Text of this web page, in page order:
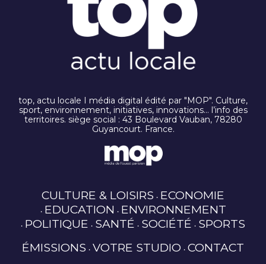
top, actu locale I média digital édité par "MOP". Culture,
sport, environnement, initiatives, innovations… l’info des
territoires. siège social : 43 Boulevard Vauban, 78280
Guyancourt. France.
CULTURE & LOISIRS ECONOMIE
EDUCATION ENVIRONNEMENT
POLITIQUE SANTÉ SOCIÉTÉ SPORTS
ÉMISSIONS VOTRE STUDIO CONTACT